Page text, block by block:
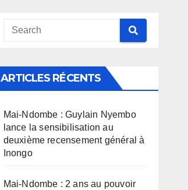
ARTICLES RÉCENTS
Mai-Ndombe : Guylain Nyembo
lance la sensibilisation au
deuxième recensement général à
Inongo
Mai-Ndombe : 2 ans au pouvoir